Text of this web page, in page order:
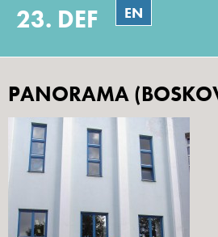
EN
23. DEF
PANORAMA